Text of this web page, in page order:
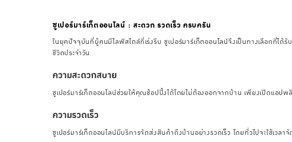
ซูเปอร์มาร์เก็ตออนไลน์ : สะดวก รวดเร็ว ครบครัน
ในยุคปัจจุบันที่ผู้คนมีไลฟ์สไตล์ที่เร่งรีบ ซูเปอร์มาร์เก็ตออนไลน์จึงเป็นทางเลือกที่ไ
ชีวิตประจำวัน
ความสะดวกสบาย
ซูเปอร์มาร์เก็ตออนไลน์ช่วยให้คุณช้อปปิ้งได้โดยไม่ต้องออกจากบ้าน เพียงเปิดแอปพ
ความรวดเร็ว
ซูเปอร์มาร์เก็ตออนไลน์มีบริการจัดส่งสินค้าถึงบ้านอย่างรวดเร็ว โดยทั่วไปจะใช้เว